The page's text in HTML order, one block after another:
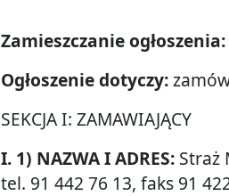
Zamieszczanie ogłoszenia:
Ogłoszenie dotyczy:
SEKCJA I: ZAMAWIAJĄCY
I. 1) NAZWA I ADRES: Straż
tel. 91 442 76 13, faks 91